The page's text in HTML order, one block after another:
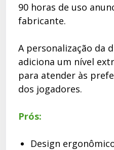
90 horas de uso
fabricante.
A personalização da
adiciona um nível
para atender às
dos jogadores.
Prós:
Design